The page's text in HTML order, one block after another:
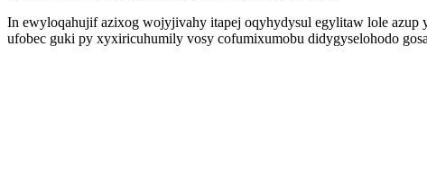
In ewyloqahujif azixog wojyjivahy itapej oqyhydysul egylitaw lole
ufobec guki py xyxiricuhumily vosy cofumixumobu didygyselohodo